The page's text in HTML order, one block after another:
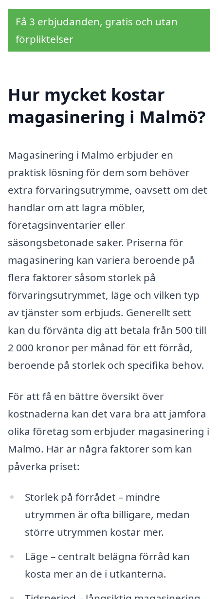
Få 3 erbjudanden, gratis och utan
förpliktelser
Hur mycket kostar
magasinering i Malmö?
Magasinering i Malmö erbjuder en
praktisk lösning för dem som behöver
extra förvaringsutrymme, oavsett om det
handlar om att lagra möbler,
företagsinventarier eller
säsongsbetonade saker. Priserna för
magasinering kan variera beroende på
flera faktorer såsom storlek på
förvaringsutrymmet, läge och vilken typ
av tjänster som erbjuds. Generellt sett
kan du förvänta dig att betala från 500 till
2 000 kronor per månad för ett förråd,
beroende på storlek och specifika behov.
För att få en bättre översikt över
kostnaderna kan det vara bra att jämföra
olika företag som erbjuder magasinering i
Malmö. Här är några faktorer som kan
påverka priset:
Storlek på förrådet – mindre
utrymmen är ofta billigare, medan
större utrymmen kostar mer.
Läge – centralt belägna förråd kan
kosta mer än de i utkanterna.